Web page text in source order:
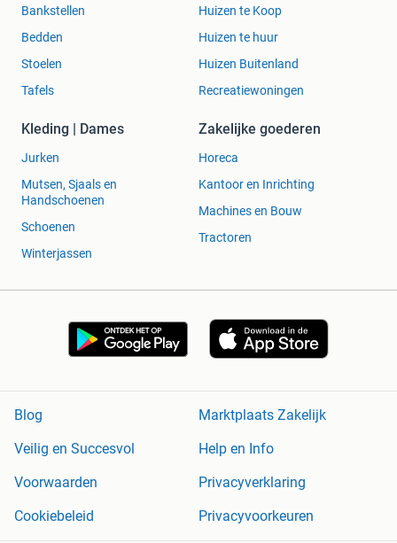
Bankstellen
Bedden
Stoelen
Tafels
Huizen te Koop
Huizen te huur
Huizen Buitenland
Recreatiewoningen
Kleding | Dames
Jurken
Mutsen, Sjaals en
Handschoenen
Schoenen
Winterjassen
Zakelijke goederen
Horeca
Kantoor en Inrichting
Machines en Bouw
Tractoren
Blog
Marktplaats Zakelijk
Veilig en Succesvol
Help en Info
Voorwaarden
Privacyverklaring
Cookiebeleid
Privacyvoorkeuren